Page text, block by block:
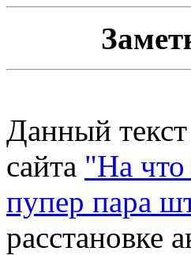
Данный текст
сайта "На
пупер пара
расстановке